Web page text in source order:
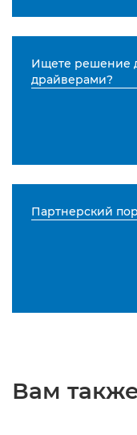
Ищете решение
драйверами?
Партнерский
Вам